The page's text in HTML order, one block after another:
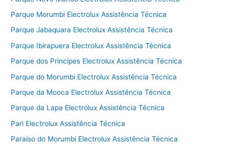
Parque Morumbi Electrolux Assistência Técnica
Parque Jabaquara Electrolux Assistência Técnica
Parque Ibirapuera Electrolux Assistência Técnica
Parque dos Principes Electrolux Assistência Técnica
Parque do Morumbi Electrolux Assistência Técnica
Parque da Mooca Electrolux Assistência Técnica
Parque da Lapa Electrolux Assistência Técnica
Pari Electrolux Assistência Técnica
Paraíso do Morumbi Electrolux Assistência Técnica